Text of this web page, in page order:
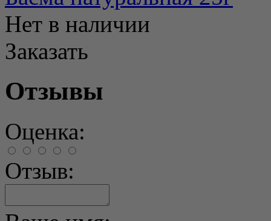
Нет в наличии
Заказать
Отзывы
Оценка:
Отзыв: